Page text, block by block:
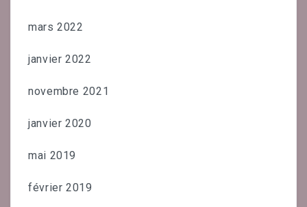
mars 2022
janvier 2022
novembre 2021
janvier 2020
mai 2019
février 2019